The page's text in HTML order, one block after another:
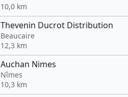
10,0 km
Thevenin Ducrot Distribution
Beaucaire
12,3 km
Auchan Nimes
Nîmes
10,3 km